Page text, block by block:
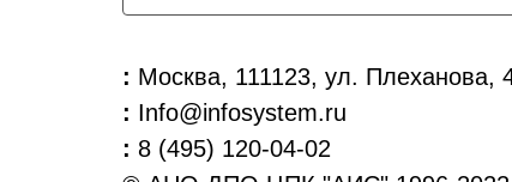
: Москва, 111123, ул. Плеханова,
: Info@infosystem.ru
: 8 (495) 120-04-02